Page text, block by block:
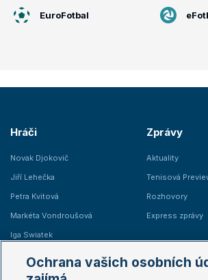
EuroFotbal
Hráči
Novak Djokovič
Jiří Lehečka
Petra Kvitová
Markéta Vondroušová
Iga Swiatek
Zprávy
Aktuality
Tenisová
Rozhovory
Express zprávy
Žebříčky
Ochrana vašich osobních